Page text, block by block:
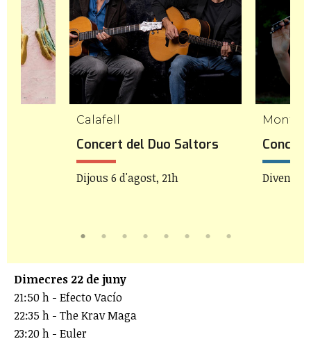
Calafell
Concert del Duo Saltors
Dijous 6 d'agost, 21h
Mont-
Dimecres 22 de juny
21:50 h - Efecto Vacío
22:35 h - The Krav Maga
23:20 h - Euler